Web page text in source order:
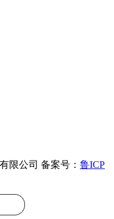
限公司 备案号： 鲁ICP